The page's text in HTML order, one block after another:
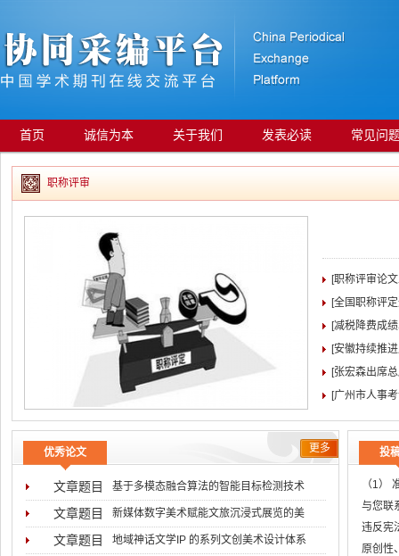
首页 诚信为本 关于我们 发表必读 常见问
职称评审
[职称评审论
[全国职称评
[减税降费成
[安徽持续推
[张宏森出席
[广州市人事
优秀论文 更多
基于多模态融合算法的智能目标检测技术
文章题目
新媒体数字美术赋能文旅沉浸式展览的美
文章题目
地域神话文学IP 的系列文创美术设计体系
文章题目
投
（1）
与您联
违反宪
原创性